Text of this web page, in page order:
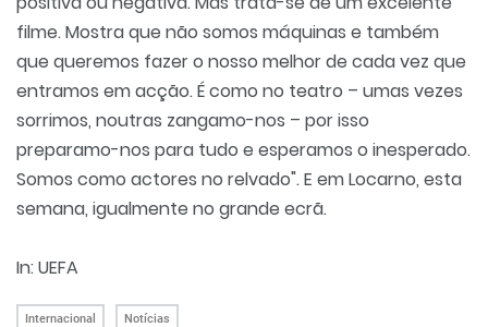
filme. Mostra que não somos máquinas e também
que queremos fazer o nosso melhor de cada vez que
entramos em acção. É como no teatro – umas vezes
sorrimos, noutras zangamo-nos – por isso
preparamo-nos para tudo e esperamos o inesperado.
Somos como actores no relvado". E em Locarno, esta
semana, igualmente no grande ecrã.
In: UEFA
Internacional Notícias